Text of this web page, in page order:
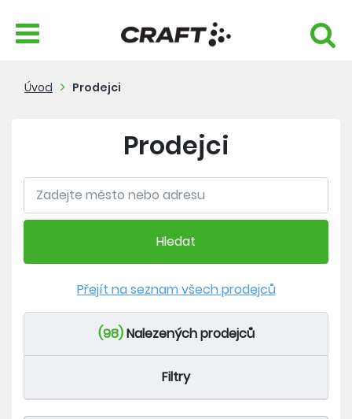
Úvod Prodejci
Prodejci
Hledat
Přejít na seznam všech prodejců
(98)Nalezených prodejců
Filtry